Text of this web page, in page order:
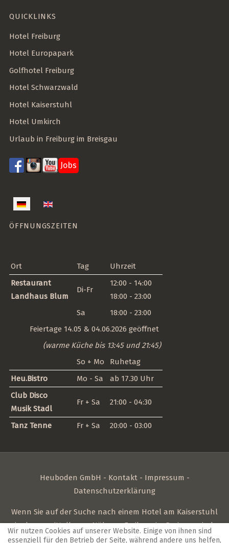
QUICKLINKS
Hotel Freiburg
Hotel Europapark
Golfhotel Freiburg
Hotel Schwarzwald
Hotel Kaiserstuhl
Hotel Umkirch
Urlaub in Freiburg im Breisgau
Jobs
Sprache auswählen
ÖFFNUNGSZEITEN
Ort Tag
Uhrzeit
Restaurant
Landhaus Blum
Di-Fr
12:00 - 14:00
18:00 - 23:00
Sa
18:00 - 23:00
Feiertage 14.05 & 04.06.2026 geöffnet
(warme Küche bis 13:45 und 21:45)
So + Mo
Ruhetag
Heu.Bistro
Mo - Sa
ab 17.30 Uhr
Club Disco
Musik Stadl
Fr + Sa 21:00 - 04:30
Tanz Tenne Fr + Sa 20:00 - 03:00
Heuboden GmbH - Kontakt- Impressum -
Datenschutzerklärung
Wenn Sie auf der Suche nach einem Hotel am Kaiserstuhl
in der unmittelbaren Nähe zu Freiburg im Breisgau sind,
sind Sie bei uns genau richtig. Familiäre Gastfreundschaft
Wir nutzen Cookies auf unserer Website. Einige von ihnen sind
essenziell für den Betrieb der Seite, während andere uns helfen,